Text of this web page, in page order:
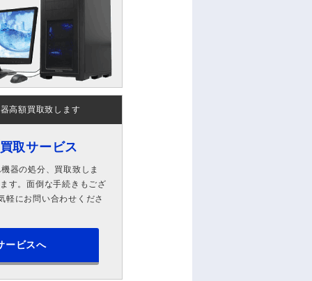
高額買取致します
取サービス
器の処分、買取致しま
す。面倒な手続きもござ
軽にお問い合わせくださ
ービスへ